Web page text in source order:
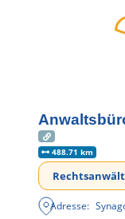
488.71 km
Adresse: